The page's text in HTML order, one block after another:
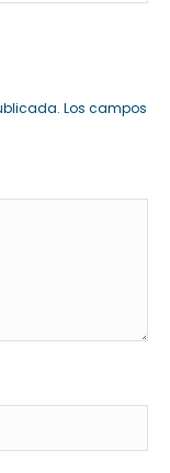
Los campos